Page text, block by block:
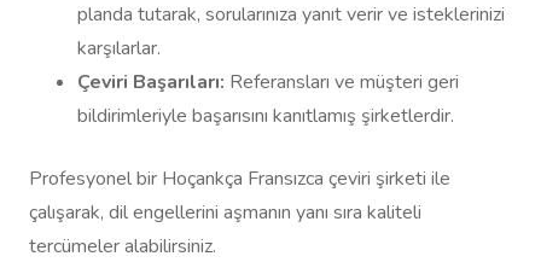
planda tutarak, sorularınıza yanıt verir ve isteklerinizi
karşılarlar.
Çeviri Başarıları: Referansları ve müşteri geri
bildirimleriyle başarısını kanıtlamış şirketlerdir.
Profesyonel bir Hoçankça Fransızca çeviri şirketi ile
çalışarak, dil engellerini aşmanın yanı sıra kaliteli
tercümeler alabilirsiniz.